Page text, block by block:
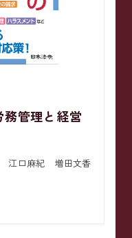
管理と経営
江口麻紀 増田文香